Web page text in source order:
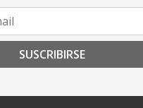
SUSCRIBIRSE